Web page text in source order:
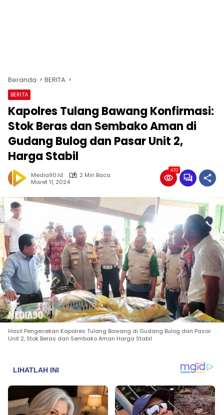
Beranda BERITA
BERITA
Kapolres Tulang Bawang Konfirmasi:
Stok Beras dan Sembako Aman di
Gudang Bulog dan Pasar Unit 2,
Harga Stabil
Media90.id
2 Min Baca
Maret 11, 2024
432
Hasil Pengecekan Kapolres Tulang Bawang di Gudang Bulog dan Pasar
Unit 2, Stok Beras dan Sembako Aman Harga Stabil